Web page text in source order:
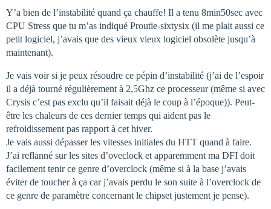
Y’a bien de l’instabilité quand ça chauffe! Il a tenu 8min50sec avec
CPU Stress que tu m’as indiqué Proutie-sixtysix (il me plait aussi ce
petit logiciel, j’avais que des vieux vieux logiciel obsolète jusqu’à
maintenant).
Je vais voir si je peux résoudre ce pépin d’instabilité (j’ai de l’espoir
il a déjà tourné régulièrement à 2,5Ghz ce processeur (même si avec
Crysis c’est pas exclu qu’il faisait déjà le coup à l’époque)). Peut-
être les chaleurs de ces dernier temps qui aident pas le
refroidissement pas rapport à cet hiver.
Je vais aussi dépasser les vitesses initiales du HTT quand à faire.
J’ai reflanné sur les sites d’oveclock et apparemment ma DFI doit
facilement tenir ce genre d’overclock (même si à la base j’avais
éviter de toucher à ça car j’avais perdu le son suite à l’overclock de
ce genre de paramètre concernant le chipset justement je pense).